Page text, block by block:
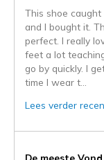
This shoe
and I bought it.
perfect. I really
feet a lot
go by quickly. I
time I wear t
Lees verder
content
De meeste